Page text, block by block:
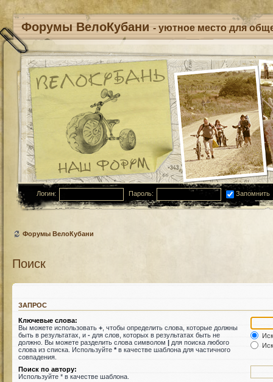
Форумы ВелоКубани - уютное место для
Логин: Пароль: Запомнить
Форумы ВелоКубани
Поиск
ЗАПРОС
Ключевые слова:
Вы можете использовать + , чтобы определить слова, которые должны
быть в результатах, и - для слов, которых в результатах быть не
должно. Вы можете разделить слова символом | для поиска любого
слова из списка. Используйте *в качестве шаблона для частичного
совпадения.
Поиск по автору:
Используйте * в качестве шаблона.